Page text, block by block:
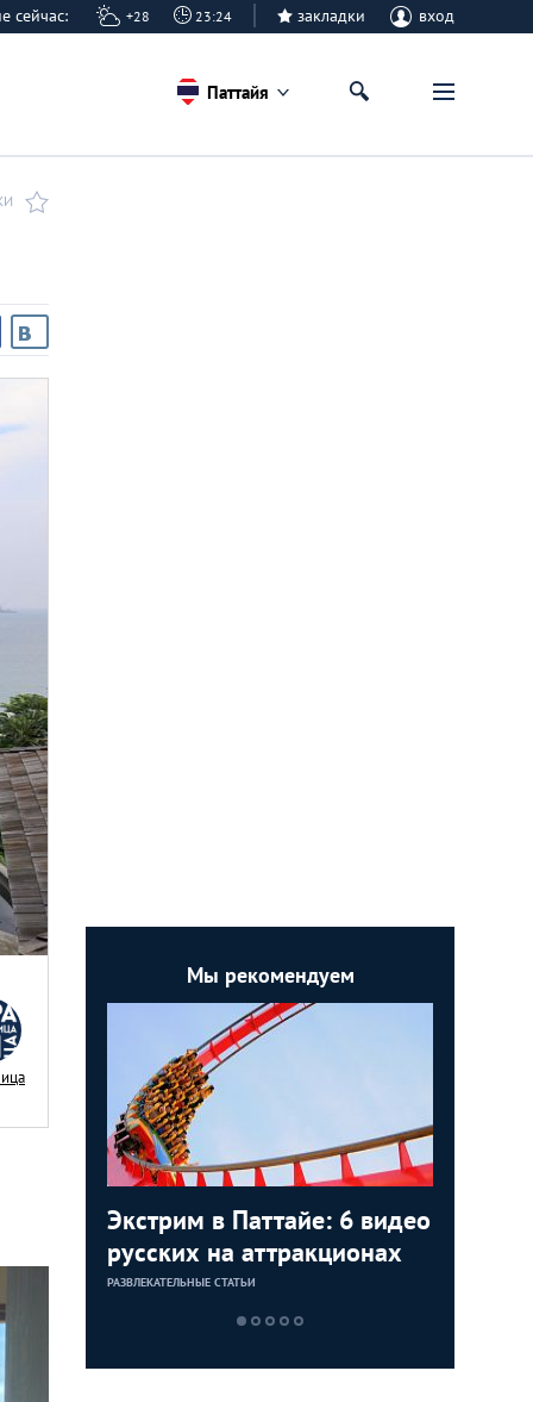
сейчас: +28 23:24 закладки вход
Паттайя
Мы рекомендуем
Экстрим в Паттайе: 6 видео
русских на аттракционах
РАЗВЛЕКАТЕЛЬНЫЕ СТАТЬИ